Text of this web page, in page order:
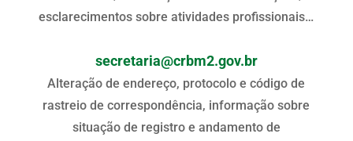
esclarecimentos sobre atividades profissionais…
secretaria@crbm2.gov.br
Alteração de endereço, protocolo e código de
rastreio de correspondência, informação sobre
situação de registro e andamento de